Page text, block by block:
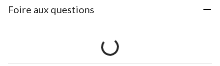
Foire aux questions